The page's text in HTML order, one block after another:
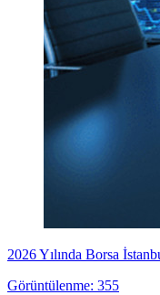
2026 Yılında Borsa
Görüntülenme: 355